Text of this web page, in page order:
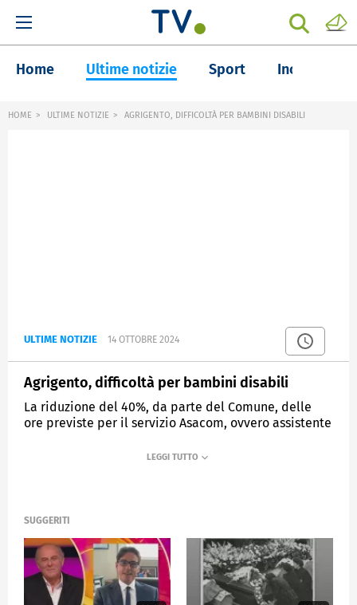
Home Ultime notizie Sport Inchieste
HOME ULTIME NOTIZIE AGRIGENTO, DIFFICOLTÀ PER BAMBINI DISABILI
ULTIME NOTIZIE 14 OTTOBRE 2024
Agrigento, difficoltà per bambini disabili
La riduzione del 40%, da parte del Comune, delle
ore previste per il servizio Asacom, ovvero assistente
SUGGERITI